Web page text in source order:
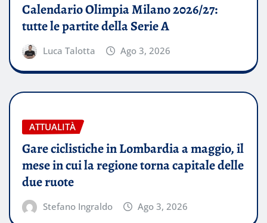
Calendario Olimpia Milano 2026/27:
tutte le partite della Serie A
Luca Talotta Ago 3, 2026
ATTUALITÀ
Gare ciclistiche in Lombardia a maggio, il
mese in cui la regione torna capitale delle
due ruote
Stefano Ingraldo Ago 3, 2026